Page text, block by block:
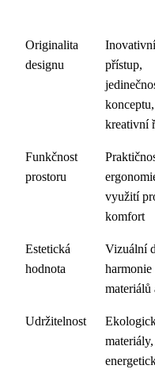
Originalita
designu
Inovativní
přístup,
konceptu,
kreativní
Funkčnost
prostoru
využití
komfort
Estetická
hodnota
Vizuální
harmonie
materiálů
Udržitelnost
materiály,